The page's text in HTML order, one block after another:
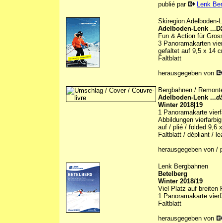
publié par
Lenk
Skiregion Adelboden-
Adelboden-Lenk
Fun & Action für
3 Panoramakarten
gefaltet auf 9,5 x 14
Faltblatt
herausgegeben von
Bergbahnen /
Adelboden-Lenk ...
Winter 2018|19
1 Panoramakarte
Abbildungen
auf / plié / folded 9,6
Faltblatt / dépliant /
herausgegeben von
Lenk Bergbahnen
Betelberg
Winter 2018/19
Viel Platz auf breiten
1 Panoramakarte
Faltblatt
herausgegeben von